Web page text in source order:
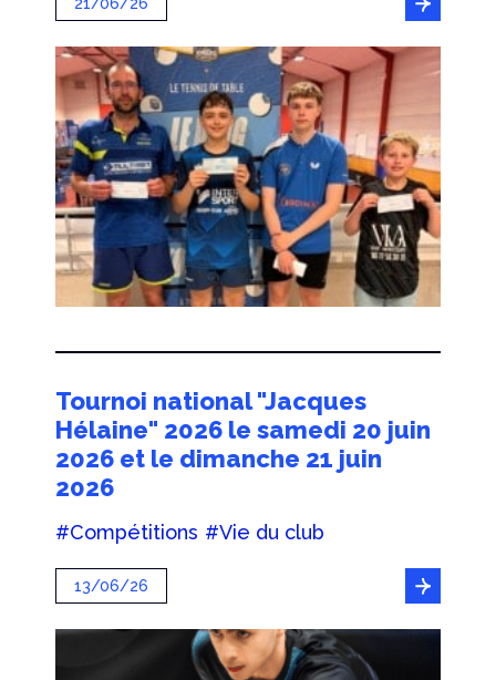
21/06/26
Tournoi national "Jacques
Hélaine" 2026 le samedi 20 juin
2026 et le dimanche 21 juin
2026
#Compétitions #Vie du club
13/06/26